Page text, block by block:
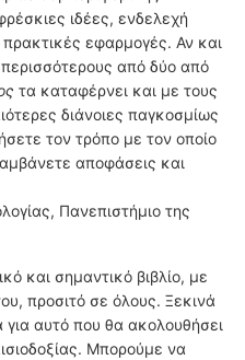
ιδέες, ενδελεχή
πρακτικές εφαρμογές. Αν και
περισσότερους από δύο από
τα καταφέρνει και με τους
διάνοιες παγκοσμίως
τον τρόπο με τον οποίο
αποφάσεις και
Πανεπιστήμιο της
και σημαντικό βιβλίο, με
προσιτό σε όλους. Ξεκινά
αυτό που θα ακολουθήσει
Μπορούμε να